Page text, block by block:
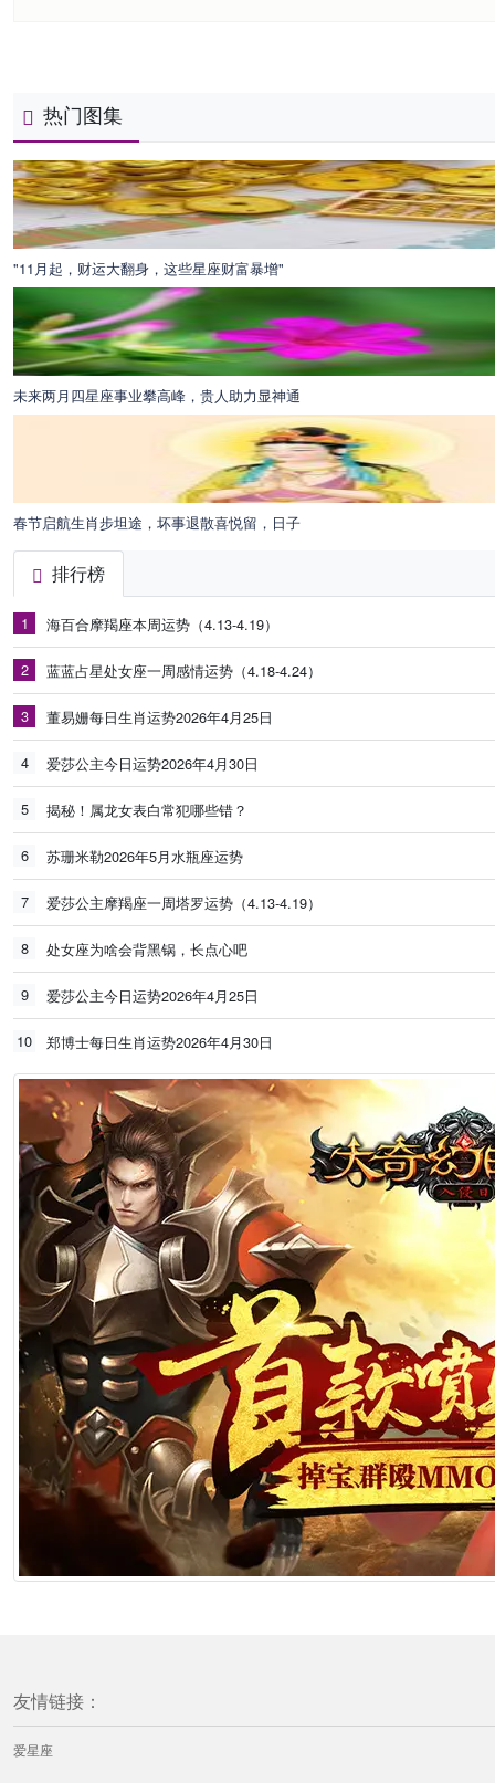
热门图集
"11月起，财运大翻身，这些星座财富暴增"
未来两月四星座事业攀高峰，贵人助力显神通
春节启航生肖步坦途，坏事退散喜悦留，日子
排行榜
1 海百合摩羯座本周运势（4.13-4.19）
2 蓝蓝占星处女座一周感情运势（4.18-4.24）
3 董易姗每日生肖运势2026年4月25日
4 爱莎公主今日运势2026年4月30日
5 揭秘！属龙女表白常犯哪些错？
6 苏珊米勒2026年5月水瓶座运势
7 爱莎公主摩羯座一周塔罗运势（4.13-4.19）
8 处女座为啥会背黑锅，长点心吧
9 爱莎公主今日运势2026年4月25日
10 郑博士每日生肖运势2026年4月30日
友情链接：
爱星座